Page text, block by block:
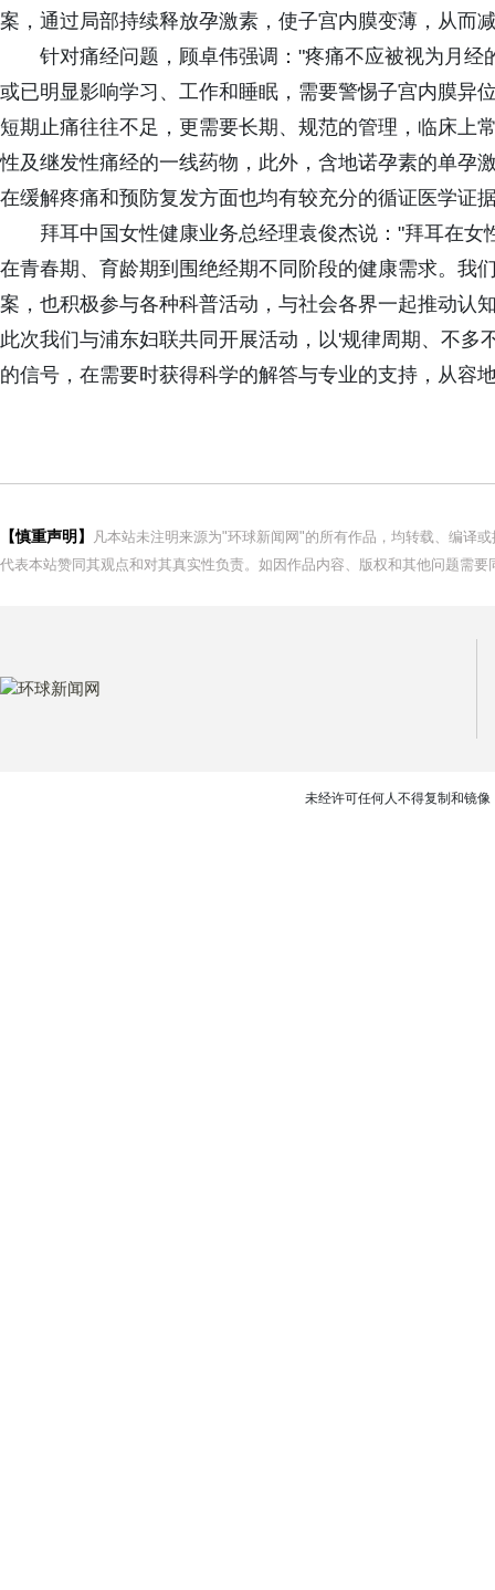
案，通过局部持续释放孕激素，使子宫内膜变薄，从而
针对痛经问题，顾卓伟强调："疼痛不应被视为月
或已明显影响学习、工作和睡眠，需要警惕子宫内膜异
短期止痛往往不足，更需要长期、规范的管理，临床上
性及继发性痛经的一线药物，此外，含地诺孕素的单孕
在缓解疼痛和预防复发方面也均有较充分的循证医学证
拜耳中国女性健康业务总经理袁俊杰说："拜耳在
在青春期、育龄期到围绝经期不同阶段的健康需求。我
案，也积极参与各种科普活动，与社会各界一起推动认
此次我们与浦东妇联共同开展活动，以'规律周期、不
的信号，在需要时获得科学的解答与专业的支持，从容
【慎重声明】
凡本站未注明来源为"环球新闻网"的所有作品，均转载、编译
代表本站赞同其观点和对其真实性负责。如因作品内容、版权和其他问题需
未经许可任何人不得复制和镜